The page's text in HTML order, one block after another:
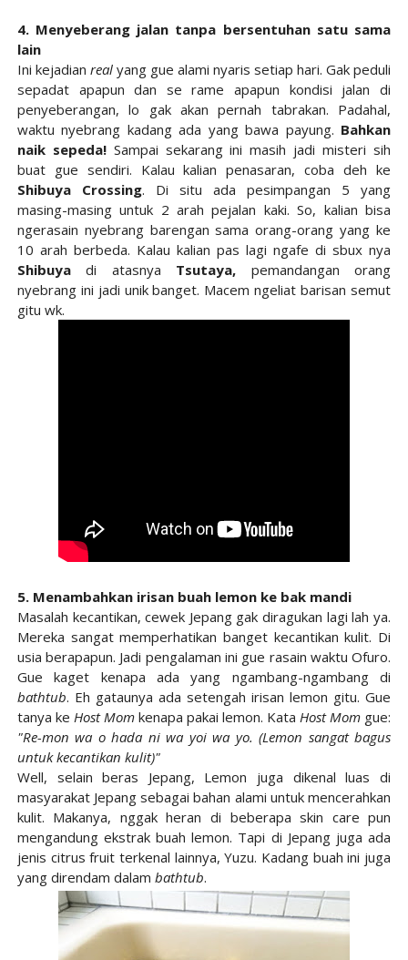
4. Menyeberang jalan tanpa bersentuhan satu sama
lain
Ini kejadian realyang gue alami nyaris setiap hari. Gak peduli
sepadat apapun dan se rame apapun kondisi jalan di
penyeberangan, lo gak akan pernah tabrakan. Padahal,
waktu nyebrang kadang ada yang bawa payung. Bahkan
naik sepeda!Sampai sekarang ini masih jadi misteri sih
buat gue sendiri. Kalau kalian penasaran, coba deh ke
Shibuya Crossing. Di situ ada pesimpangan 5 yang
masing-masing untuk 2 arah pejalan kaki. So, kalian bisa
ngerasain nyebrang barengan sama orang-orang yang ke
10 arah berbeda. Kalau kalian pas lagi ngafe di sbux nya
Shibuyadi atasnya Tsutaya, pemandangan orang
nyebrang ini jadi unik banget. Macem ngeliat barisan semut
gitu wk.
5. Menambahkan irisan buah lemon ke bak mandi
Masalah kecantikan, cewek Jepang gak diragukan lagi lah ya.
Mereka sangat memperhatikan banget kecantikan kulit. Di
usia berapapun. Jadi pengalaman ini gue rasain waktu Ofuro.
Gue kaget kenapa ada yang ngambang-ngambang di
bathtub. Eh gataunya ada setengah irisan lemon gitu. Gue
tanya ke Host Momkenapa pakai lemon. Kata Host Momgue:
"Re-mon wa o hada ni wa yoi wa yo. (Lemon sangat bagus
untuk kecantikan kulit)"
Well, selain beras Jepang, Lemon juga dikenal luas di
masyarakat Jepang sebagai bahan alami untuk mencerahkan
kulit. Makanya, nggak heran di beberapa skin care pun
mengandung ekstrak buah lemon. Tapi di Jepang juga ada
jenis citrus fruit terkenal lainnya, Yuzu. Kadang buah ini juga
yang direndam dalam bathtub.